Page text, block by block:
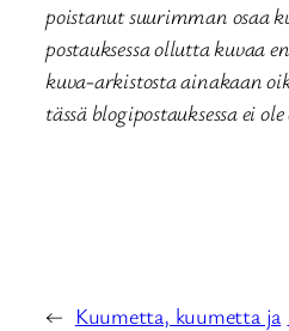
poistanut suurimman osaa
postauksessa ollutta kuvaa
kuva-arkistosta ainakaan
tässä blogipostauksessa ei
← Kuumetta, kuumetta ja